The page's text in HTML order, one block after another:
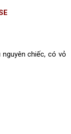
nguyên chiếc, có vỏ